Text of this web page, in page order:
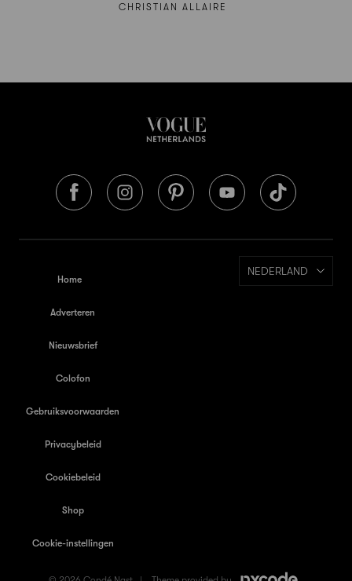
CHRISTIAN ALLAIRE
Home
Adverteren
Nieuwsbrief
Colofon
Gebruiksvoorwaarden
Privacybeleid
Cookiebeleid
Shop
Cookie-instellingen
NEDERLAND